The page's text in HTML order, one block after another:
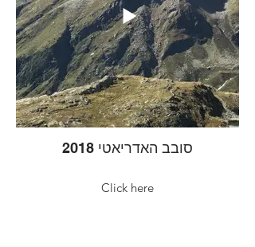
סובב האדריאטי 2018
Click here